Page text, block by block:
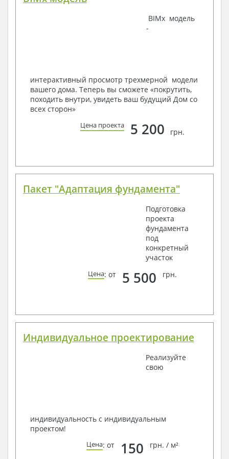
Инженеров – всегда готовы воплотить Вашу мечту
условий, за дополнительную плату.
Получить профессиональную консультацию у
наших специалистов, Вы можете любым
способом связи: закажите обратный звонок,
по viber, e-mail, телефон -
BIMx модель
-
интерактивный просмотр трехмерной модели
вашего дома. Теперь вы сможете «покрутить,
походить внутри, увидеть ваш будущий Дом со
всех сторон»
Цена проекта 5 200 грн.
Пакет "Адаптация фундамента"
Подготовка
проекта
фундамента
под
конкретный
участок
Цена: от 5 500 грн.
Индивидуальное проектирование
Реализуйте
свою
индивидуальность с индивидуальным
проектом!
Цена: от 150 грн. / м²